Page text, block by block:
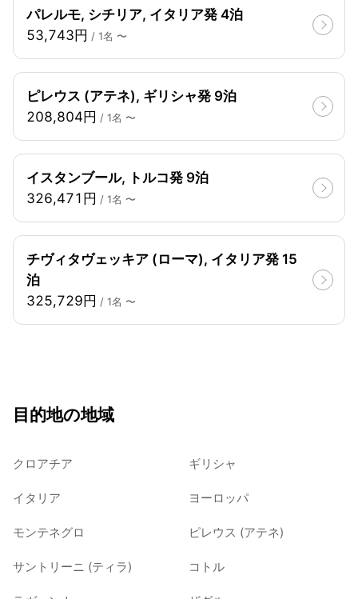
パレルモ, シチリア, イタリア発 4泊
53,743円 / 1名 〜
ピレウス (アテネ), ギリシャ発 9泊
208,804円 / 1名 〜
イスタンブール, トルコ発 9泊
326,471円 / 1名 〜
チヴィタヴェッキア (ローマ), イタリア発 15
泊
325,729円 / 1名 〜
目的地の地域
クロアチア ギリシャ
イタリア ヨーロッパ
モンテネグロ ピレウス (アテネ)
サントリーニ (ティラ) コトル